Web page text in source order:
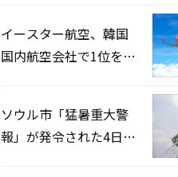
イースター航空、韓国
国内航空会社で1位を記
ソウル市「猛暑重大警
報」が発令された4日、